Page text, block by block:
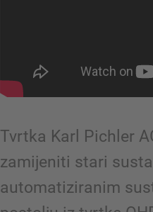
Tvrtka Karl Pichler
zamijeniti stari
automatiziranim